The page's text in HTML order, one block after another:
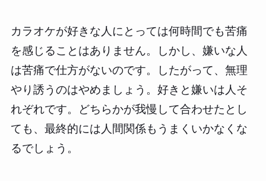
カラオケが好きな人にとっては何時間でも苦痛
を感じることはありません。しかし、嫌いな人
は苦痛で仕方がないのです。したがって、無理
やり誘うのはやめましょう。好きと嫌いは人そ
れぞれです。どちらかが我慢して合わせたとし
ても、最終的には人間関係もうまくいかなくな
るでしょう。